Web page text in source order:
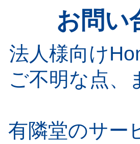
お問い
法人様向け
ご不明な点、
有隣堂のサー